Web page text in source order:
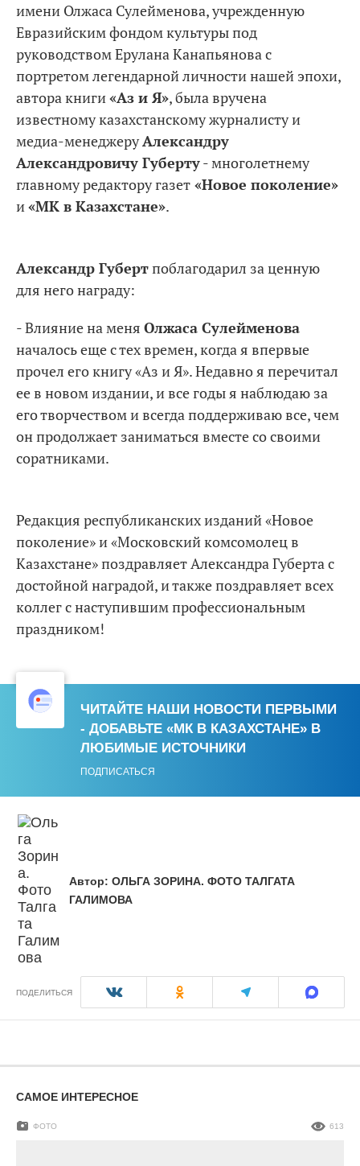
имени Олжаса Сулейменова, учрежденную
Евразийским фондом культуры под
руководством Ерулана Канапьянова с
портретом легендарной личности нашей эпохи,
автора книги«Аз и Я», была вручена
известному казахстанскому журналисту и
медиа-менеджеруАлександру
Александровичу Губерту- многолетнему
главному редактору газет «Новое поколение»
и«МК в Казахстане».
Александр Губертпоблагодарил за ценную
для него награду:
- Влияние на меня Олжаса Сулейменова
началось еще с тех времен, когда я впервые
прочел его книгу «Аз и Я». Недавно я перечитал
ее в новом издании, и все годы я наблюдаю за
его творчеством и всегда поддерживаю все, чем
он продолжает заниматься вместе со своими
соратниками.
Редакция республиканских изданий «Новое
поколение» и «Московский комсомолец в
Казахстане» поздравляет Александра Губерта с
достойной наградой, и также поздравляет всех
коллег с наступившим профессиональным
праздником!
ЧИТАЙТЕ НАШИ НОВОСТИ ПЕРВЫМИ
- ДОБАВЬТЕ «МК В КАЗАХСТАНЕ» В
ЛЮБИМЫЕ ИСТОЧНИКИ
ПОДПИСАТЬСЯ
Автор: ОЛЬГА ЗОРИНА. ФОТО ТАЛГАТА
ГАЛИМОВА
ПОДЕЛИТЬСЯ
САМОЕ ИНТЕРЕСНОЕ
ФОТО 613